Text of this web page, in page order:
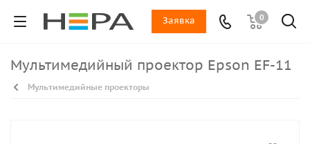
0
Заявка
Мультимедийный проектор Epson EF-11
Мультимедийные проекторы